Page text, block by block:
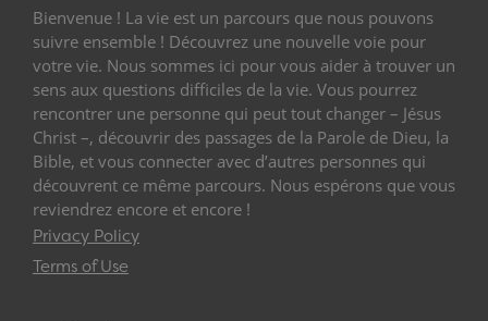
Bienvenue ! La vie est un parcours que nous pouvons
suivre ensemble ! Découvrez une nouvelle voie pour
votre vie. Nous sommes ici pour vous aider à trouver un
sens aux questions difficiles de la vie. Vous pourrez
rencontrer une personne qui peut tout changer – Jésus
Christ –, découvrir des passages de la Parole de Dieu, la
Bible, et vous connecter avec d’autres personnes qui
découvrent ce même parcours. Nous espérons que vous
reviendrez encore et encore !
Privacy Policy
Terms of Use